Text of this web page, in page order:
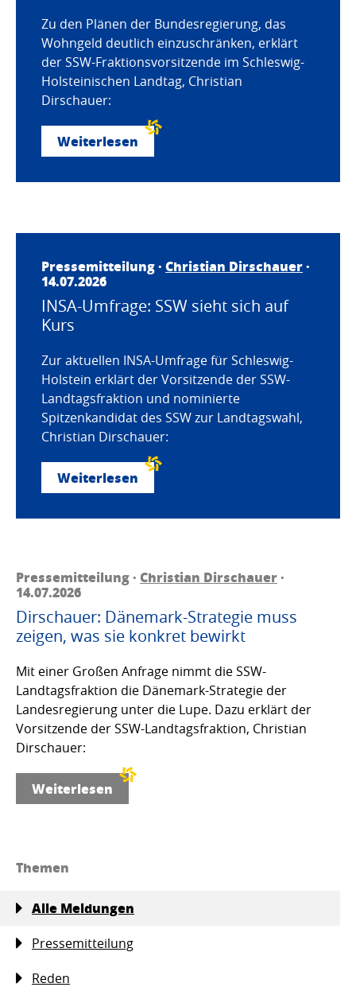
Zu den Plänen der Bundesregierung, das
Wohngeld deutlich einzuschränken, erklärt
der SSW-Fraktionsvorsitzende im Schleswig-
Holsteinischen Landtag, Christian
Dirschauer:
Weiterlesen
Pressemitteilung · Christian Dirschauer·
14.07.2026
INSA-Umfrage: SSW sieht sich auf
Kurs
Zur aktuellen INSA-Umfrage für Schleswig-
Holstein erklärt der Vorsitzende der SSW-
Landtagsfraktion und nominierte
Spitzenkandidat des SSW zur Landtagswahl,
Christian Dirschauer:
Weiterlesen
Pressemitteilung · Christian Dirschauer·
14.07.2026
Dirschauer: Dänemark-Strategie muss
zeigen, was sie konkret bewirkt
Mit einer Großen Anfrage nimmt die SSW-
Landtagsfraktion die Dänemark-Strategie der
Landesregierung unter die Lupe. Dazu erklärt der
Vorsitzende der SSW-Landtagsfraktion, Christian
Dirschauer:
Weiterlesen
Themen
Alle Meldungen
Pressemitteilung
Reden